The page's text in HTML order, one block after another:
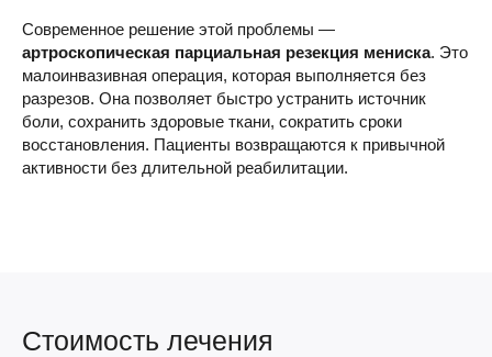
Современное решение этой проблемы —
артроскопическая парциальная резекция мениска. Это
малоинвазивная операция, которая выполняется без
разрезов. Она позволяет быстро устранить источник
боли, сохранить здоровые ткани, сократить сроки
восстановления. Пациенты возвращаются к привычной
активности без длительной реабилитации.
Стоимость лечения